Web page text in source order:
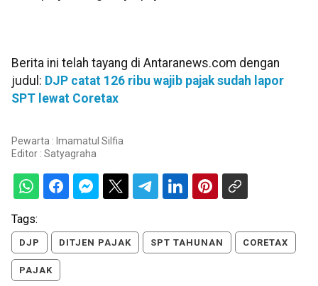
Berita ini telah tayang di Antaranews.com dengan
judul: DJP catat 126 ribu wajib pajak sudah lapor
SPT lewat Coretax
Pewarta : Imamatul Silfia
Editor : Satyagraha
Tags:
DJP DITJEN PAJAK SPT TAHUNAN CORETAX
PAJAK